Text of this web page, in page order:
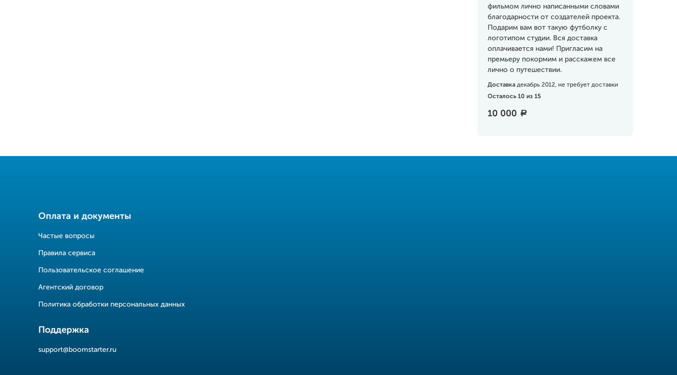
фильмом лично написанными словами
благодарности от создателей проекта.
Подарим вам вот такую футболку с
логотипом студии. Вся доставка
оплачивается нами! Пригласим на
премьеру покормим и расскажем все
лично о путешествии.
Доставка декабрь 2012, не требует доставки
Осталось 10 из 15
10 000 a
Оплата и документы
Частые вопросы
Правила сервиса
Пользовательское соглашение
Агентский договор
Политика обработки персональных данных
Поддержка
support@boomstarter.ru